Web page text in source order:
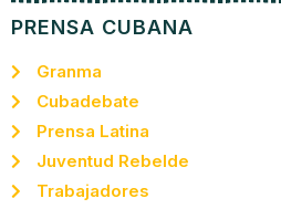
PRENSA CUBANA
Granma
Cubadebate
Prensa Latina
Juventud Rebelde
Trabajadores